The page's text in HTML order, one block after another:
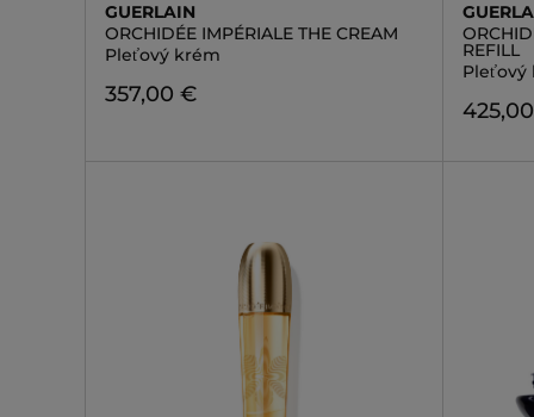
GUERLAIN
ORCHIDÉE IMPÉRIALE THE CREAM
Pleťový krém
357,00 €
REFILL
Pleťový